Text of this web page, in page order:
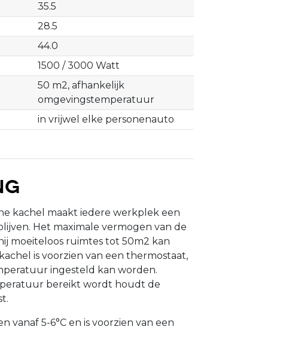
35.5
28.5
44.0
1500 / 3000 Watt
50 m2, afhankelijk
omgevingstemperatuur
in vrijwel elke personenauto
kachel maakt iedere werkplek een
Het maximale vermogen van de
moeiteloos ruimtes tot 50m2 kan
is voorzien van een thermostaat,
ingesteld kan worden.
bereikt wordt houdt de
vanaf 5-6°C en is voorzien van een